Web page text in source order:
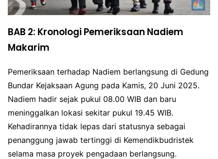
BAB 2: Kronologi Pemeriksaan Nadiem
Makarim
Pemeriksaan terhadap Nadiem berlangsung di Gedung
Bundar Kejaksaan Agung pada Kamis, 20 Juni 2025.
Nadiem hadir sejak pukul 08.00 WIB dan baru
meninggalkan lokasi sekitar pukul 19.45 WIB.
Kehadirannya tidak lepas dari statusnya sebagai
penanggung jawab tertinggi di Kemendikbudristek
selama masa proyek pengadaan berlangsung.